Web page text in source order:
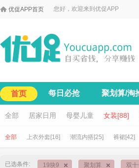
 优促APP首页 您好，欢迎来到优促APP
首页 每日必抢 聚划算/淘
全部 居家日用 母婴儿童 女装[88]
全部 上衣外套[16] 潮流内搭[25] 裤裙[42]
已选条件: 19块9 聚划算 双十